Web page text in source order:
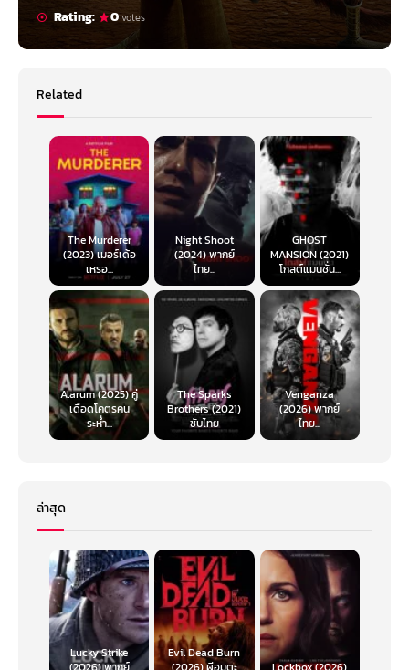
ทีมให้เสียงพากย์ออริจินัลก็ถือว่าเป็นสีสันที่โดดเด่น อย่างที่เกริ่นเอาไว้ข้างต้นว่า
เรื่องนี้ใช้ทีมเสียงพากย์เป็นนักแสดงเชื้อสายเอเชียทั้งหมดเลย “จิมมี โอ. ยาง”
กับการใส่ลูกเล่นกวน ๆ เข้าไปในลีลาของพญาวานร ถือว่าน้ำเสียงของเขาก็ช่วย
ผลักดันเสน่ห์ให้กับตัวละครนี้ได้อย่างเหมาะเจาะและสนุกเพลิน เป็นงาพากย์ที่ไหล
ลื่นไปด้วยดีตลอดทั้งเรื่องนี้
แล้วก็อย่างที่บอกไว้ว่า อย่าลืมที่จะลองดู The Monkey King ฉบับพากย์ไทย
เพราะทีมพากย์เสียงของไทยก็งานดีไม่เบา ใส่มุกและใส่ลีลาได้อย่างเหมาะเจาะ
ทีมพากย์ก็เต็มไปด้วยเสียงนักพากย์ที่เราคุ้นเคยกันเป็นอย่างดี และที่ประหลาดใจ
ไม่น้อยก็คือเรื่องลงทุนแกะและแปลงเพลงประกอบในหนังด้วย และเป็นอีกเรื่องที่
ใส่คำร้องกับทำนองได้เป๊ะดี
โดยสรุปแล้ว ก็นับว่าแอนิเมชั่นเรื่องนี้ค่อนข้างสร้างความประหลาดใจในผลลัพธ์
ให้อยู่ไม่น้อยนะ ในสายตาคนเอเชียอาจจะตั้งแง่เอาไว้ก่อนว่า ฝรั่งมาสร้างตำนาน
วานรที่รู้จักกันเป็นดี แต่กลายเป็นว่านี่คือการขยี้เรื่องราวเดิมในรูปแบบใหม่ที่เต็ม
ไปด้วยอารมณ์ขัน จังหวะที่เหมาะเหม็ง และเพลิดเพลินบันเทิงใจไปตลอดทั้ง
เรื่อง สนุกจนเราสามารถมองข้ามจุดบกพร่องต่าง ๆ ของหนังไปได้สนิทเลย
ข้อมูลเกี่ยวกับหนังThe Monkey King พญาวานร
ประเภท: แอนิเมชั่น / แอคชั่น / ผจญภัย / ตลก
ผู้กำกับ: แอนโธนี สตาชชี
ให้เสียงพากย์โดย: จิมมี โอ. ยาง, โบเวน หยาง, โจลี ฮวง-แรพพา
Rating:
0votes
Related
The Murderer
(2023) เมอร์เด้อ
เหรอ...
Night Shoot
(2024) พากย์
ไทย...
GHOST
MANSION (2021)
โกสต์แมนชั่น...
Alarum (2025) คู่
เดือดโคตรคน
ระห่ำ...
The Sparks
Brothers (2021)
ซับไทย
Venganza
(2026) พากย์
ไทย...
ล่าสุด
Lucky Strike
Evil Dead Burn